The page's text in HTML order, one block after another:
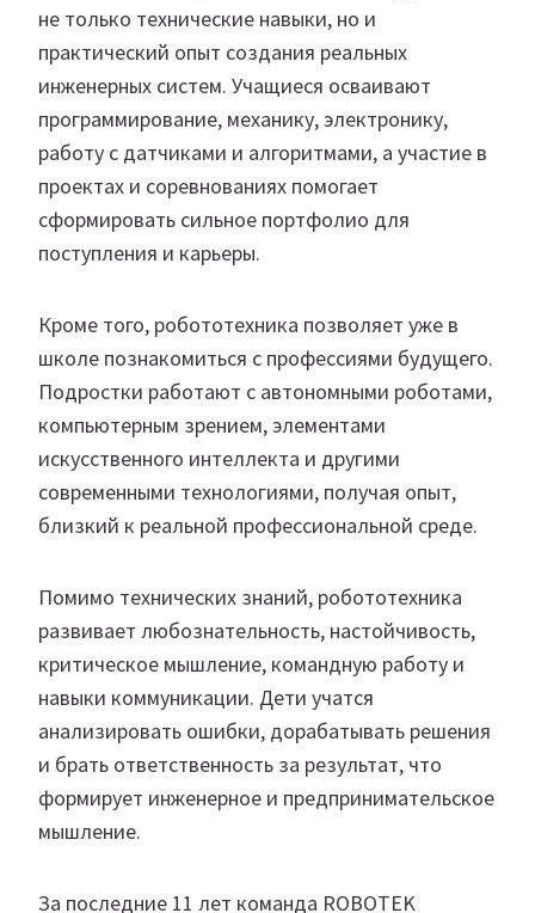
не только технические навыки, но и
практический опыт создания реальных
инженерных систем. Учащиеся осваивают
программирование, механику, электронику,
работу с датчиками и алгоритмами, а участие в
проектах и соревнованиях помогает
сформировать сильное портфолио для
поступления и карьеры.
Кроме того, робототехника позволяет уже в
школе познакомиться с профессиями будущего.
Подростки работают с автономными роботами,
компьютерным зрением, элементами
искусственного интеллекта и другими
современными технологиями, получая опыт,
близкий к реальной профессиональной среде.
Помимо технических знаний, робототехника
развивает любознательность, настойчивость,
критическое мышление, командную работу и
навыки коммуникации. Дети учатся
анализировать ошибки, дорабатывать решения
и брать ответственность за результат, что
формирует инженерное и предпринимательское
мышление.
За последние 11 лет команда ROBOTEK